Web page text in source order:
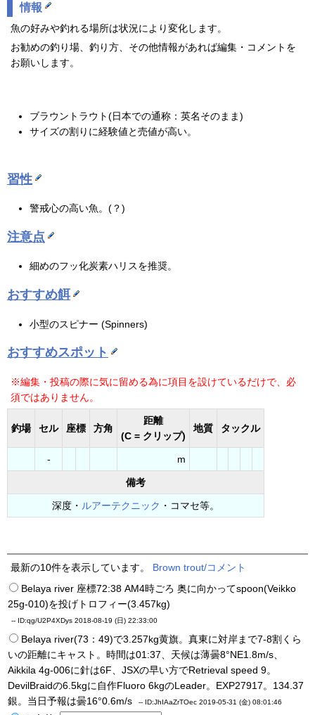
情報
魚の好みや釣れる場所は状況により変化します。
お勧めの釣り場、釣り方、その他情報があれば編集・コメントを
お願いします。
ブラウントラウト(日本での通称：英名そのまま)
サイズの割りに経験値と売値が高い。
習性
警戒心の高い魚。(？)
注意点
細めのフッ化炭素ハリスを推奨。
おすすめ餌
小型のスピナー (Spinners)
おすすめスポット
※編集・投稿の際に気に留める為に項目を設けているだけで、必
須ではありません。
釣場 セル 座標 方角
距離
(C = クリップ)
地質 タックル
- m
備考
深度・ ルアーテクニック ・コマセ等。
最新の10件を表示しています。 Brown trout/コメント
Belaya river 座標72:38 AM4時ごろ 奥に向かってspoon(Veikko
25g-010)を投げトロフィー(3.457kg)
-- ID:qg/U2P4XDys 2018-08-19 (日) 22:33:00
Belaya river(73：49)で3.257kg黄旗。真東に対岸まで7-8割くら
いの距離にキャスト。時間は01:37、天候は薄曇8°NE1.8m/s、
Aikkila 4g-006に針は6F、JSXの早い方でRetrieval speed 9。
DevilBraidの6.5kgに自作Fluoro 6kgのLeader。EXP27917。134.37
銀。当日予報は曇16°0.6m/s
-- ID:JhIAaZrTOec 2019-05-31 (金) 08:01:46